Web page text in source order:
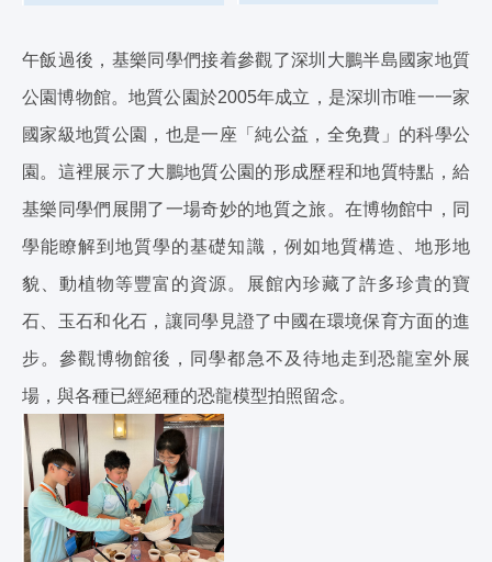
午飯過後，基樂同學們接着參觀了深圳大鵬半島國家地質
公園博物館。地質公園於2005年成立，是深圳市唯一一家
國家級地質公園，也是一座「純公益，全免費」的科學公
園。這裡展示了大鵬地質公園的形成歷程和地質特點，給
基樂同學們展開了一場奇妙的地質之旅。在博物館中，同
學能瞭解到地質學的基礎知識，例如地質構造、地形地
貌、動植物等豐富的資源。展館內珍藏了許多珍貴的寶
石、玉石和化石，讓同學見證了中國在環境保育方面的進
步。參觀博物館後，同學都急不及待地走到恐龍室外展
場，與各種已經絕種的恐龍模型拍照留念。